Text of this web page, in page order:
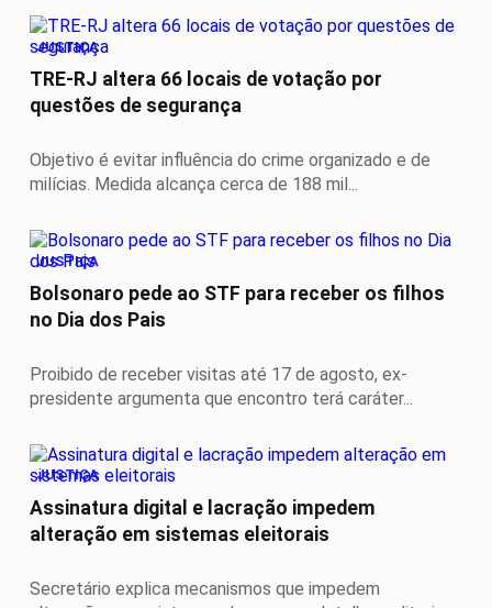
JUSTIÇA
TRE-RJ altera 66 locais de votação por
questões de segurança
Objetivo é evitar influência do crime organizado e de
milícias. Medida alcança cerca de 188 mil...
JUSTIÇA
Bolsonaro pede ao STF para receber os filhos
no Dia dos Pais
Proibido de receber visitas até 17 de agosto, ex-
presidente argumenta que encontro terá caráter...
JUSTIÇA
Assinatura digital e lacração impedem
alteração em sistemas eleitorais
Secretário explica mecanismos que impedem